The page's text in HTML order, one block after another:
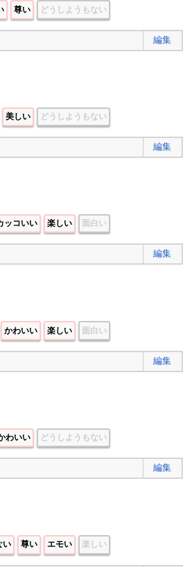
尊い どうしようもない
編集
美しい どうしようもない
編集
ッコいい 楽しい 面白い
編集
かわいい 楽しい 面白い
編集
わいい どうしようもない
編集
い 尊い エモい 楽しい